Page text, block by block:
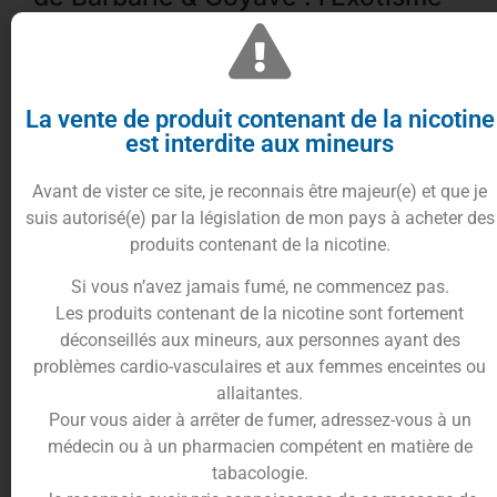
Suprême signé MIV Distrib
Une explosion de fruits exotiques et raffinés
Le Tenkai 100ml de MIV Distrib est une symphonie
tropicale qui sublime la vape fruitée. L’alliance
exaltante du dragon fruit rose & jaune, la richesse
solaire de la figue de barbarie, et la douceur
envoûtante de la goyave créent une expérience
sensorielle unique. Chaque inhalation offre un
voyage gustatif vers des terres lointaines, où le
fruit est roi et la fraîcheur naturelle.
La vente de produit contenant de la nicotine
est interdite aux mineurs
Avant de vister ce site, je reconnais être majeur(e) et que je
suis autorisé(e) par la législation de mon pays à acheter des
produits contenant de la nicotine.
Si vous n’avez jamais fumé, ne commencez pas.
Les produits contenant de la nicotine sont fortement
déconseillés aux mineurs, aux personnes ayant des
problèmes cardio-vasculaires et aux femmes enceintes ou
allaitantes.
Pour vous aider à arrêter de fumer, adressez-vous à un
médecin ou à un pharmacien compétent en matière de
tabacologie.